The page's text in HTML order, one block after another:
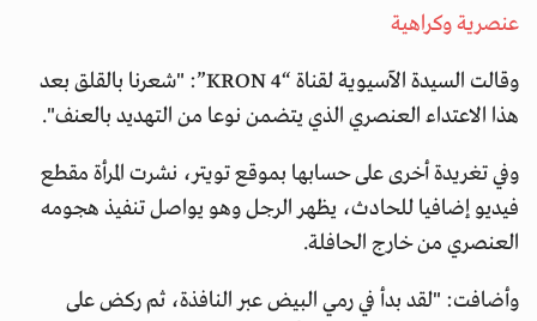
عنصرية وكراهية
وقالت السيدة الآسيوية لقناة “KRON 4”: "شعرنا بالقلق بعد
هذا الاعتداء العنصري الذي يتضمن نوعا من التهديد بالعنف".
وفي تغريدة أخرى على حسابها بموقع تويتر، نشرت المرأة مقطع
فيديو إضافيا للحادث، يظهر الرجل وهو يواصل تنفيذ هجومه
العنصري من خارج الحافلة.
وأضافت: "لقد بدأ في رمي البيض عبر النافذة، ثم ركض على